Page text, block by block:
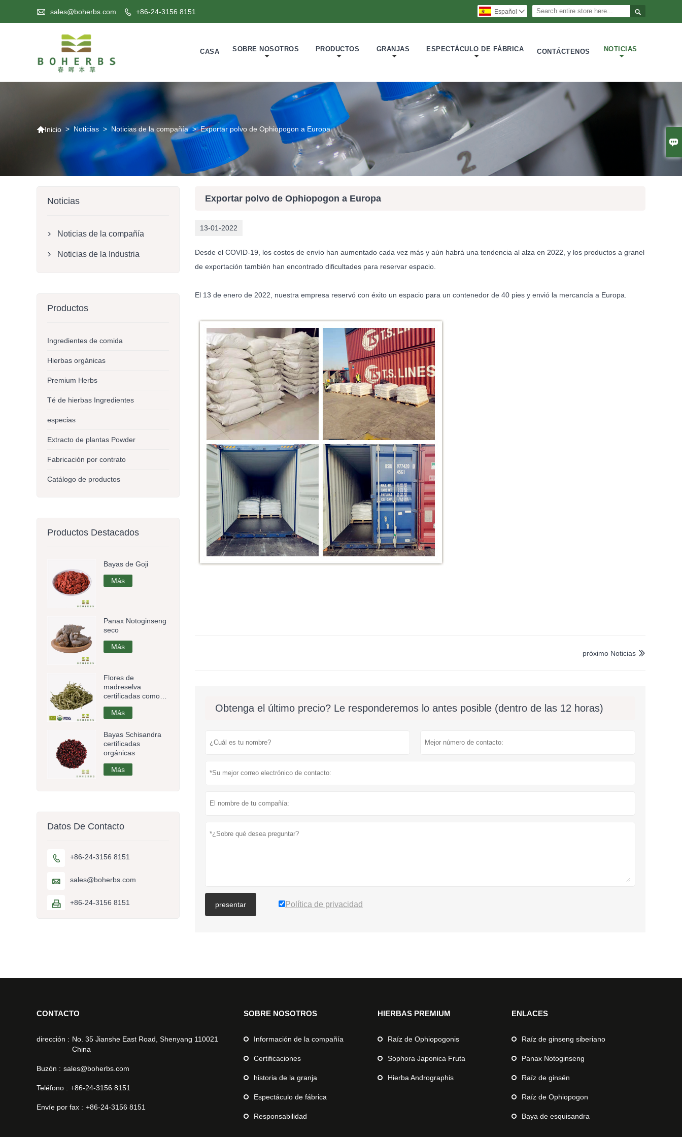

 sales@boherbs.com  +86-24-3156 8151 
Español 
CASA SOBRE NOSOTROS PRODUCTOS GRANJAS ESPECTÁCULO DE FÁBRICA CONTÁCTENOS NOTICIAS
Inicio > Noticias > Noticias de la compañía > Exportar polvo de Ophiopogon a Europa
Exportar polvo de Ophiopogon a Europa
13-01-2022
Desde el COVID-19, los costos de envío han aumentado cada vez más y aún habrá una tendencia al alza en 2022, y los productos a granel
de exportación también han encontrado dificultades para reservar espacio.
El 13 de enero de 2022, nuestra empresa reservó con éxito un espacio para un contenedor de 40 pies y envió la mercancía a Europa.

próximo Noticias
Obtenga el último precio? Le responderemos lo antes posible (dentro de las 12 horas)
presentar Política de privacidad
Noticias
 Noticias de la compañía
 Noticias de la Industria
Productos
Ingredientes de comida
Hierbas orgánicas
Premium Herbs
Té de hierbas Ingredientes
especias
Extracto de plantas Powder
Fabricación por contrato
Catálogo de productos
Productos Destacados
Bayas de Goji
Más
Panax Notoginseng
seco
Más
Flores de
madreselva
certificadas como
orgánicas
Más
Bayas Schisandra
certificadas
orgánicas
Más
Datos De Contacto
 +86-24-3156 8151
 sales@boherbs.com
 +86-24-3156 8151
CONTACTO
dirección : No. 35 Jianshe East Road, Shenyang 110021
China
Buzón : sales@boherbs.com
Teléfono : +86-24-3156 8151
Envíe por fax : +86-24-3156 8151
SOBRE NOSOTROS
Información de la compañía
Certificaciones
historia de la granja
Espectáculo de fábrica
Responsabilidad
HIERBAS PREMIUM
Raíz de Ophiopogonis
Sophora Japonica Fruta
Hierba Andrographis
ENLACES
Raíz de ginseng siberiano
Panax Notoginseng
Raíz de ginsén
Raíz de Ophiopogon
Baya de esquisandra